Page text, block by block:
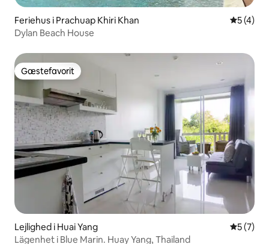
Feriehus i Prachuap Khiri Khan 5 ud af 5
5 (4)
Dylan Beach House
Gæstefavorit
Gæstefavorit
Lejlighed i Huai Yang 5 ud af 5
5 (7)
Lägenhet i Blue Marin. Huay Yang, Thailand